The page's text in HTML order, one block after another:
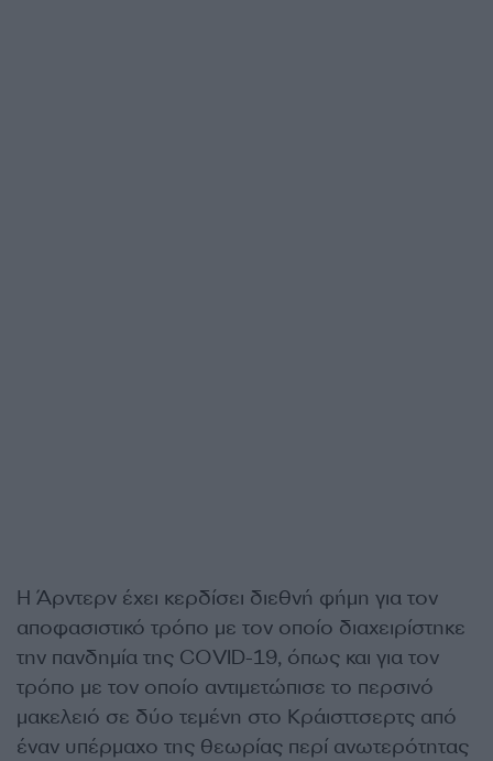
Η Άρντερν έχει κερδίσει διεθνή φήμη για τον
αποφασιστικό τρόπο με τον οποίο διαχειρίστηκε
την πανδημία της COVID-19, όπως και για τον
τρόπο με τον οποίο αντιμετώπισε το περσινό
μακελειό σε δύο τεμένη στο Κράισττσερτς από
έναν υπέρμαχο της θεωρίας περί ανωτερότητας